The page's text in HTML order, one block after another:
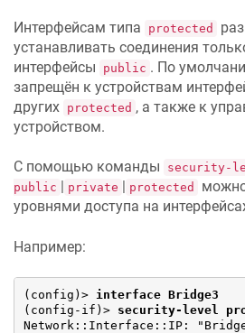
Интерфейсам типа protected
устанавливать соединения
интерфейсы
public . По
запрещён к устройствам
других protected , а также к
устройством.
С помощью команды
security-
public | private | protected
уровнями доступа на
Например:
(config)> interface Bridge3
(config-if)> security-level
Network::Interface::IP: